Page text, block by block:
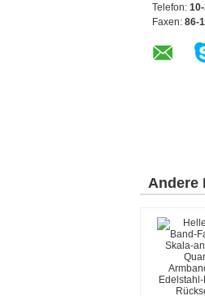
Telefon:
Faxen: 86-
Andere